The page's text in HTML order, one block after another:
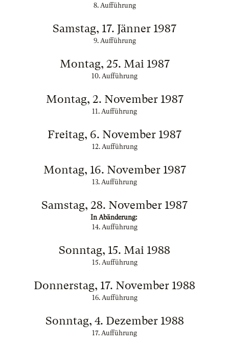
8. Aufführung
Samstag, 17. Jänner 1987
9. Aufführung
Montag, 25. Mai 1987
10. Aufführung
Montag, 2. November 1987
11. Aufführung
Freitag, 6. November 1987
12. Aufführung
Montag, 16. November 1987
13. Aufführung
Samstag, 28. November 1987
In Abänderung:
14. Aufführung
Sonntag, 15. Mai 1988
15. Aufführung
Donnerstag, 17. November 1988
16. Aufführung
Sonntag, 4. Dezember 1988
17. Aufführung